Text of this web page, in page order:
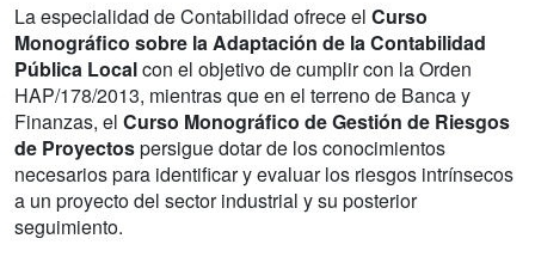
La especialidad de Contabilidad ofrece el Curso
Monográfico sobre la Adaptación de la Contabilidad
Pública Localcon el objetivo de cumplir con la Orden
HAP/178/2013, mientras que en el terreno de Banca y
Finanzas, el Curso Monográfico de Gestión de Riesgos
de Proyectospersigue dotar de los conocimientos
necesarios para identificar y evaluar los riesgos intrínsecos
a un proyecto del sector industrial y su posterior
seguimiento.